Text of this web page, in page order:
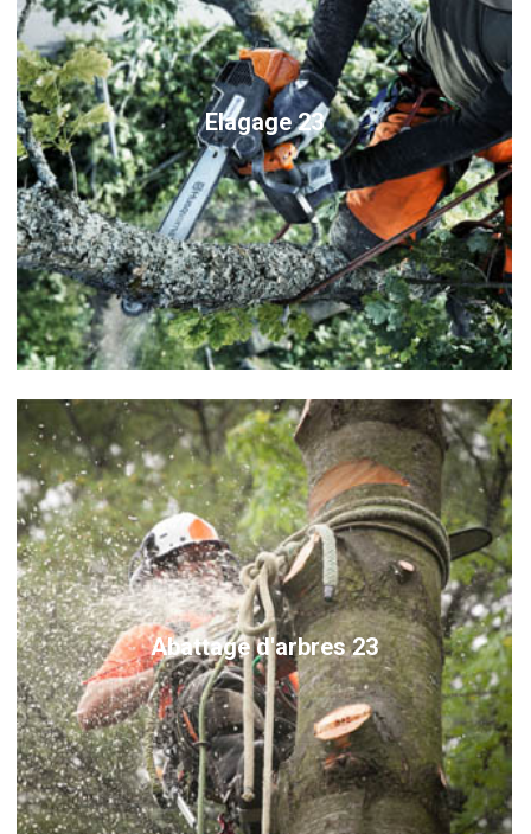
Elagage 23
Abattage d'arbres 23